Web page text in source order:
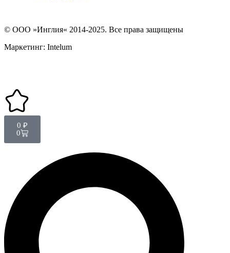
© ООО »Инглия« 2014-2025. Все права защищены
Маркетинг: Intelum
0 ₽
0